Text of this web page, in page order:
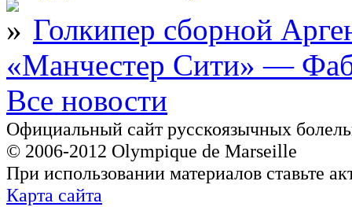
Голкипер сборной
«Манчестер Сити» —
Все новости
Официальный сайт русскоязычных
© 2006-2012 Olympique de Marseille
При использовании материалов ставьте
Карта сайта